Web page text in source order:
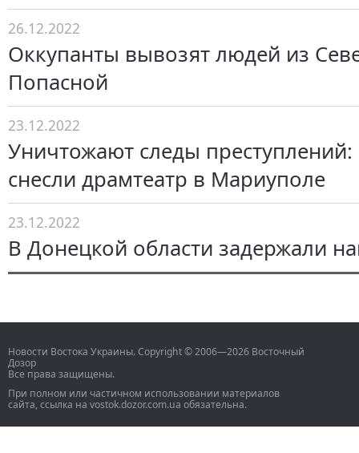
26.12.2022
Оккупанты вывозят людей из
Попасной
23.12.2022
Уничтожают следы
снесли драмтеатр в Мариуполе
23.12.2022
В Донецкой области задержали
Новости Востока Украины. Copyright © 2006—2026 Восточный
Дозор
Все права защищены.
При полном или частичном использовании материалов
сайта, ссылка на vostok.dozor.com.ua обязательна.